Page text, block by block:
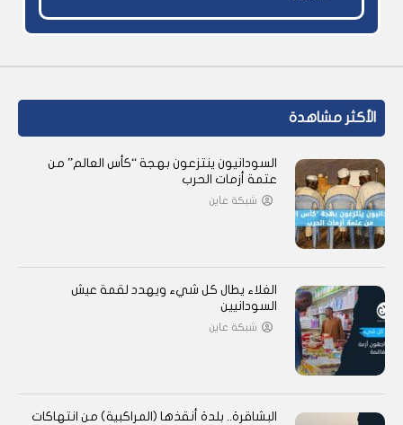
الأكثر مشاهدة
السودانيون ينتزعون بهجة “كأس العالم” من
عتمة أزمات الحرب
شبكة عاين
الغلاء يطال كل شيء ويهدد لقمة عيش
السودانيين
شبكة عاين
البشاقرة.. بلدة أنقذها (المراكبية) من انتهاكات